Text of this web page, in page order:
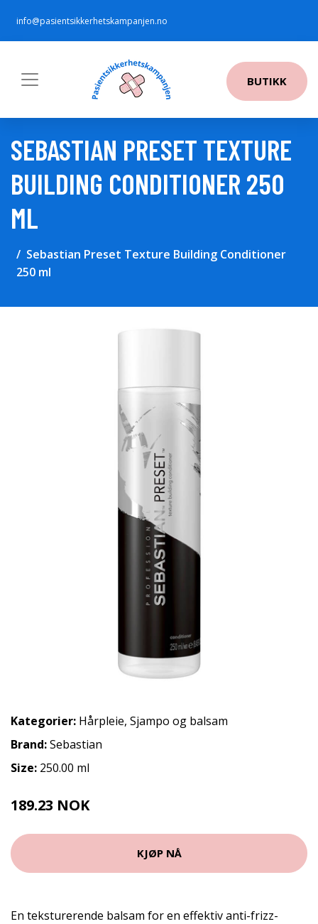
info@pasientsikkerhetskampanjen.no
BUTIKK
SEBASTIAN PRESET TEXTURE
BUILDING CONDITIONER 250
ML
Sebastian Preset Texture Building Conditioner
250 ml
Kategorier: Hårpleie, Sjampo og balsam
Brand:Sebastian
Size: 250.00 ml
189.23 NOK
KJØP NÅ
En teksturerende balsam for en effektiv anti-frizz-